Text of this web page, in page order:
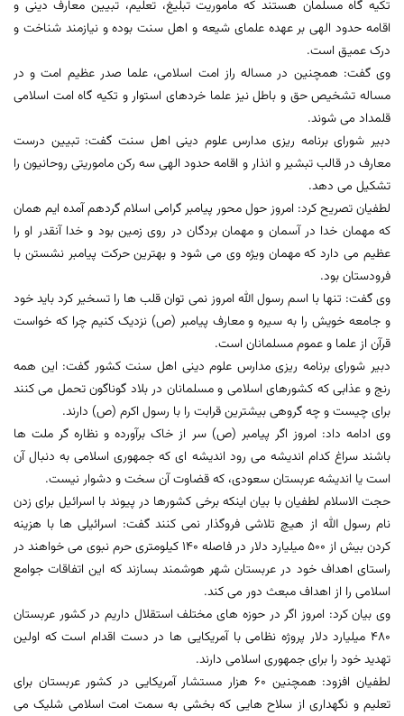
تکیه گاه مسلمان هستند که ماموریت تبلیغ، تعلیم، تبیین معارف دینی و
اقامه حدود الهی بر عهده علمای شیعه و اهل سنت بوده و نیازمند شناخت و
درک عمیق است.
وی گفت: همچنین در مساله راز امت اسلامی، علما صدر عظیم امت و در
مساله تشخیص حق و باطل نیز علما خردهای استوار و تکیه گاه امت اسلامی
قلمداد می شوند.
دبیر شورای برنامه ریزی مدارس علوم دینی اهل سنت گفت: تبیین درست
معارف در قالب تبشیر و انذار و اقامه حدود الهی سه رکن ماموریتی روحانیون را
تشکیل می دهد.
لطفیان تصریح کرد: امروز حول محور پیامبر گرامی اسلام گردهم آمده ایم همان
که مهمان خدا در آسمان و مهمان بردگان در روی زمین بود و خدا آنقدر او را
عظیم می دارد که مهمان ویژه وی می شود و بهترین حرکت پیامبر نشستن با
فرودستان بود.
وی گفت: تنها با اسم رسول الله امروز نمی توان قلب ها را تسخیر کرد باید خود
و جامعه خویش را به سیره و معارف پیامبر (ص) نزدیک کنیم چرا که خواست
قرآن از علما و عموم مسلمانان است.
دبیر شورای برنامه ریزی مدارس علوم دینی اهل سنت کشور گفت: این همه
رنج و عذابی که کشورهای اسلامی و مسلمانان در بلاد گوناگون تحمل می کنند
برای چیست و چه گروهی بیشترین قرابت را با رسول اکرم (ص) دارند.
وی ادامه داد: امروز اگر پیامبر (ص) سر از خاک برآورده و نظاره گر ملت ها
باشند سراغ کدام اندیشه می رود اندیشه ای که جمهوری اسلامی به دنبال آن
است یا اندیشه عربستان سعودی، که قضاوت آن سخت و دشوار نیست.
حجت الاسلام لطفیان با بیان اینکه برخی کشورها در پیوند با اسرائیل برای زدن
نام رسول الله از هیچ تلاشی فروگذار نمی کنند گفت: اسرائیلی ‌ها با هزینه
کردن بیش از 500 میلیارد دلار در فاصله 140 کیلومتری حرم نبوی می ‌خواهند در
راستای اهداف خود در عربستان شهر هوشمند بسازند که این اتفاقات جوامع
اسلامی را از اهداف مبعث دور می ‌کند.
وی بیان کرد: امروز اگر در حوزه های مختلف استقلال داریم در کشور عربستان
480 میلیارد دلار پروژه نظامی با آمریکایی ها در دست اقدام است که اولین
تهدید خود را برای جمهوری اسلامی دارند.
لطفیان افزود: همچنین 60 هزار مستشار آمریکایی در کشور عربستان برای
تعلیم و نگهداری از سلاح هایی که بخشی به سمت امت اسلامی شلیک می